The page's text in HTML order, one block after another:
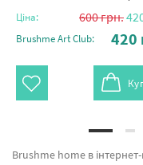
Ціна: 600грн.
Brushme Art Club: 420
Brushme home в інтернет-каталозі Брашмі. На вітрині можна легко замовити Соєва свічка наливна "Ягідна карамель" 250мл CC014 від кращого бренду Brushme який порадує авторським підходом. Будь-який товар з категорії «Головна» ідеально